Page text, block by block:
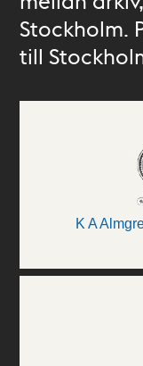
Stockholm.
till
K A